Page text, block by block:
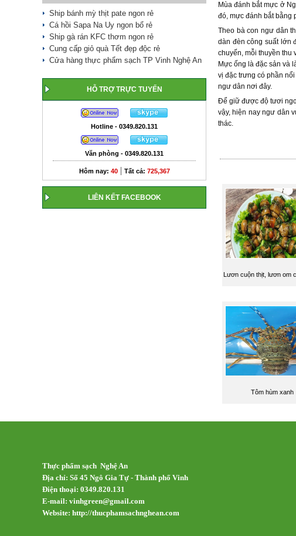
Ship bánh mỳ thịt pate ngon rẻ
Cá hồi Sapa Na Uy ngon bổ rẻ
Ship gà rán KFC thơm ngon rẻ
Cung cấp giỏ quà Tết đẹp độc rẻ
Cửa hàng thực phẩm sạch TP Vinh Nghệ An
HỖ TRỢ TRỰC TUYẾN
Hotline - 0349.820.131
Văn phòng - 0349.820.131
Hôm nay: 40| Tất cả: 725,367
LIÊN KẾT FACEBOOK
Mùa đánh bắt mực ở
đó, mực đánh bắt bằng
Theo bà con ngư dân
dàn đèn công suất lớn
chuyến, mỗi thuyền thu
Mực ống là đặc sản và
vị đặc trưng có phần
ngư dân nơi đây.
Để giữ được độ tươi
vậy, hiện nay ngư dân
thác.
Lươn cuộn thịt, lươn om
Tôm hùm xanh
Thực phẩm sạch Nghệ An
Địa chỉ: Số 45 Ngô Gia Tự - Thành phố Vinh
Điện thoại: 0349.820.131
E-mail: vinhgreen@gmail.com
Website: http://thucphamsachnghean.com